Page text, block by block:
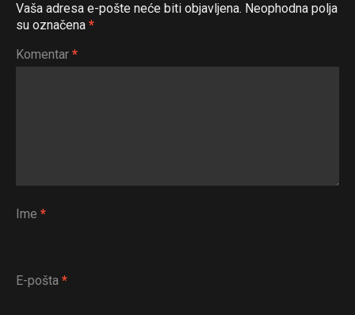
Vaša adresa e-pošte neće biti objavljena. Neophodna polja
su označena *
Komentar *
Ime *
E-pošta *
Email